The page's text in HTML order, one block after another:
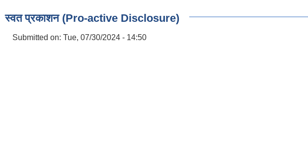
स्वत प्रकाशन (Pro-active Disclosure)
Submitted on: Tue, 07/30/2024 - 14:50